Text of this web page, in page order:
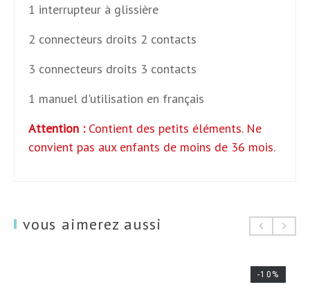
1 interrupteur à glissière
2 connecteurs droits 2 contacts
3 connecteurs droits 3 contacts
1 manuel d'utilisation en français
Attention : Contient des petits éléments. Ne
convient pas aux enfants de moins de 36 mois.
vous aimerez aussi
-10%